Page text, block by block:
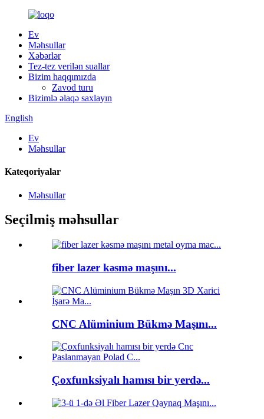
Ev
Məhsullar
Xəbərlər
Tez-tez verilən suallar
Bizim haqqımızda
Zavod turu
Bizimlə əlaqə saxlayın
English
Ev
Məhsullar
Kateqoriyalar
Məhsullar
Seçilmiş məhsullar
fiber lazer kəsmə maşını...
CNC Alüminium Bükmə Maşını...
Çoxfunksiyalı hamısı bir yerdə...